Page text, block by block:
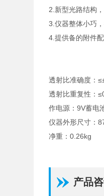
2.新型光路结构
3.仪器整体小巧，
4.提供备的附件
透射比准确度：
透射比重复性：
作电源：9V蓄电
仪器外形尺寸：
净重：0.26kg
产品